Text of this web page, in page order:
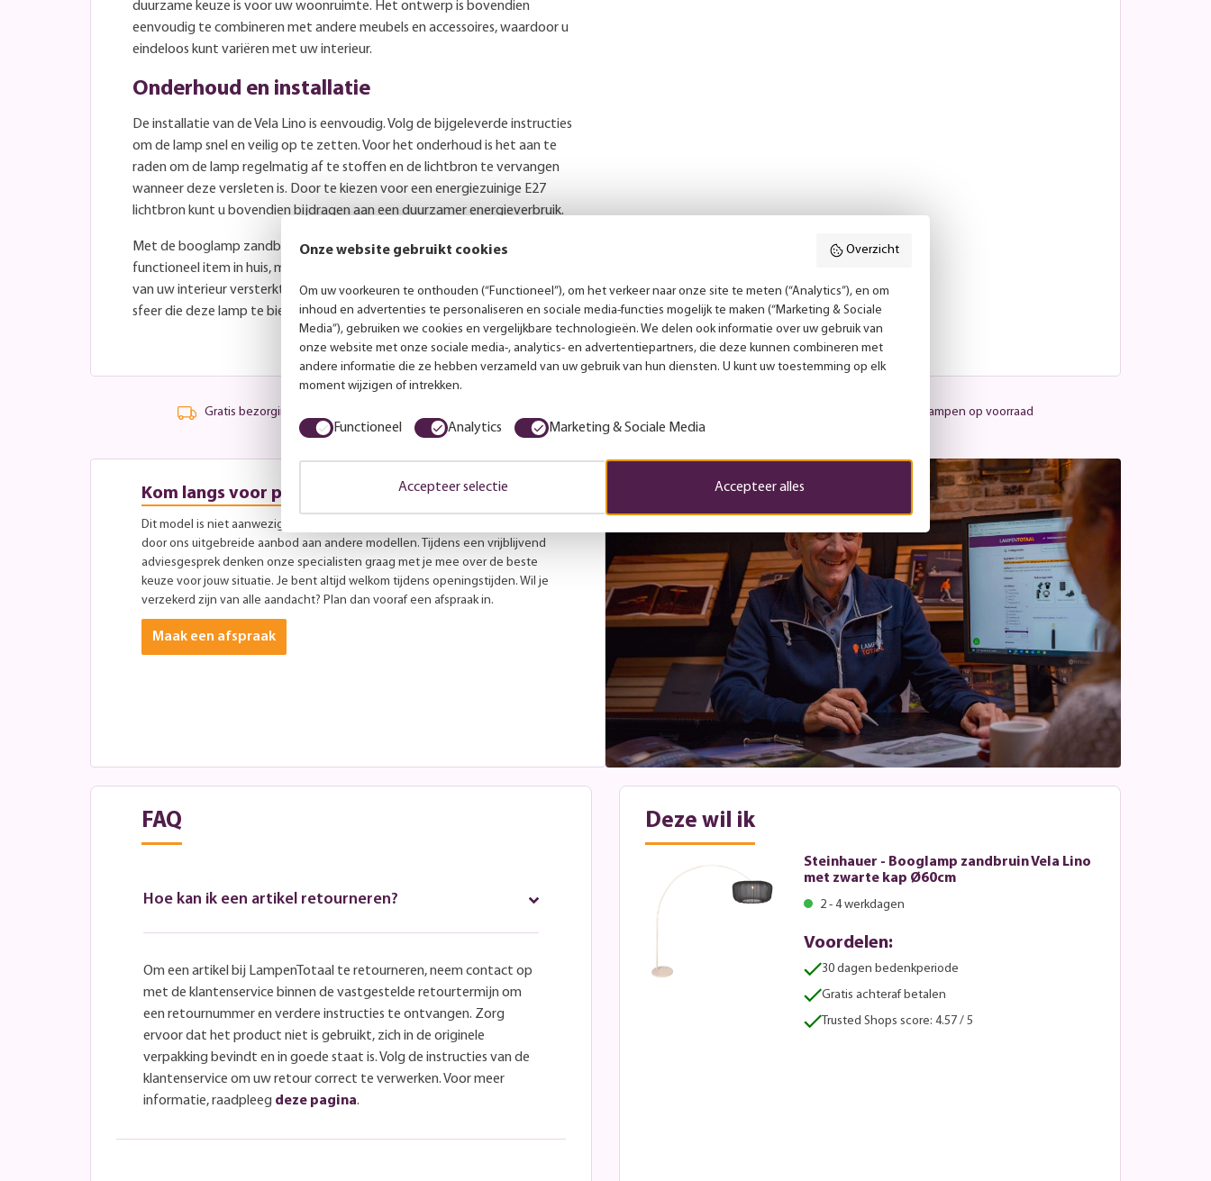
duurzame keuze is voor uw woonruimte. Het ontwerp is bovendien
eenvoudig te combineren met andere meubels en accessoires, waardoor u
eindeloos kunt variëren met uw interieur.
Onderhoud en installatie
De installatie van de Vela Lino is eenvoudig. Volg de bijgeleverde instructies
om de lamp snel en veilig op te zetten. Voor het onderhoud is het aan te
raden om de lamp regelmatig af te stoffen en de lichtbron te vervangen
wanneer deze versleten is. Door te kiezen voor een energiezuinige E27
lichtbron kunt u bovendien bijdragen aan een duurzamer energieverbruik.
Met de booglamp zandbruin Vela Lino met zwarte kap haalt u niet alleen een
functioneel item in huis, maar ook een prachtig designstuk dat de uitstraling
van uw interieur versterkt. Maak uw keuze vandaag nog en geniet van de
sfeer die deze lamp te bieden heeft!
Gratis bezorging vanaf 99,- Meer dan 25.000 lampen op voorraad
Kom langs voor persoonlijk advies
Dit model is niet aanwezig in onze showroom, maar laat je gerust inspireren
door ons uitgebreide aanbod aan andere modellen. Tijdens een vrijblijvend
adviesgesprek denken onze specialisten graag met je mee over de beste
keuze voor jouw situatie. Je bent altijd welkom tijdens openingstijden. Wil je
verzekerd zijn van alle aandacht? Plan dan vooraf een afspraak in.
Maak een afspraak
FAQ
Hoe kan ik een artikel retourneren?
Om een artikel bij LampenTotaal te retourneren, neem contact op
met de klantenservice binnen de vastgestelde retourtermijn om
een retournummer en verdere instructies te ontvangen. Zorg
ervoor dat het product niet is gebruikt, zich in de originele
verpakking bevindt en in goede staat is. Volg de instructies van de
klantenservice om uw retour correct te verwerken. Voor meer
informatie, raadpleeg deze pagina.
Deze wil ik
Steinhauer - Booglamp zandbruin Vela Lino
met zwarte kap Ø60cm
2 - 4 werkdagen
Voordelen:
30 dagen bedenkperiode
Gratis achteraf betalen
Trusted Shops score: 4.57 / 5
Onze website gebruikt cookies Overzicht
Om uw voorkeuren te onthouden (“Functioneel”), om het verkeer naar onze site te meten (“Analytics”), en om
inhoud en advertenties te personaliseren en sociale media-functies mogelijk te maken (“Marketing & Sociale
Media”), gebruiken we cookies en vergelijkbare technologieën. We delen ook informatie over uw gebruik van
onze website met onze sociale media-, analytics- en advertentiepartners, die deze kunnen combineren met
andere informatie die ze hebben verzameld van uw gebruik van hun diensten. U kunt uw toestemming op elk
moment wijzigen of intrekken.
Functioneel Analytics Marketing & Sociale Media
Accepteer selectie Accepteer alles